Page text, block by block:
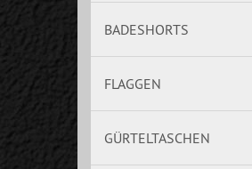
BADESHORTS
FLAGGEN
GÜRTELTASCHEN